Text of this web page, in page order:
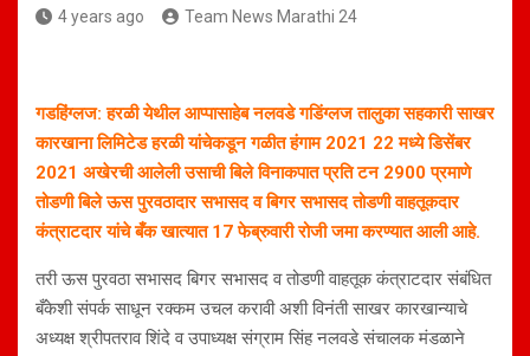
4 years ago Team News Marathi 24
गडहिंग्लज: हरळी येथील आप्पासाहेब नलवडे गडिंग्लज तालुका सहकारी साखर
कारखाना लिमिटेड हरळी यांचेकडून गळीत हंगाम 2021 22 मध्ये डिसेंबर
2021 अखेरची आलेली उसाची बिले विनाकपात प्रति टन 2900 प्रमाणे
तोडणी बिले ऊस पुरवठादार सभासद व बिगर सभासद तोडणी वाहतूकदार
कंत्राटदार यांचे बँक खात्यात 17 फेब्रुवारी रोजी जमा करण्यात आली आहे.
तरी ऊस पुरवठा सभासद बिगर सभासद व तोडणी वाहतूक कंत्राटदार संबंधित
बँकेशी संपर्क साधून रक्कम उचल करावी अशी विनंती साखर कारखान्याचे
अध्यक्ष श्रीपतराव शिंदे व उपाध्यक्ष संग्राम सिंह नलवडे संचालक मंडळाने